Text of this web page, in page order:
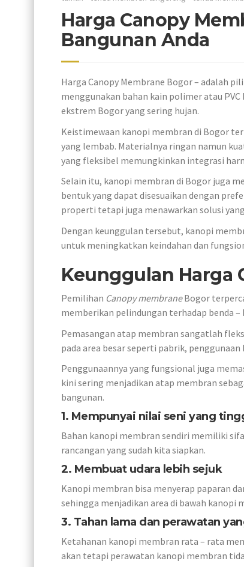
Harga Canopy
Bangunan Anda
Harga Canopy Membrane Bogor – adalah
menggunakan bahan kain polimer atau
ekstrem Bogor yang sering hujan.
Keistimewaan kanopi membran di Bogor
yang lembab. Materialnya ringan namun
yang fleksibel memungkinkan integrasi
Selain itu, kanopi membran di Bogor juga
bentuk yang dapat disesuaikan dengan
properti tetapi juga menawarkan solusi
Dengan keunggulan tersebut, kanopi
untuk meningkatkan keindahan dan
Keunggulan Harga
Pemilihan Canopy membraneBogor
memberikan pelindungan terhadap benda
Pemasangan atap membran sangatlah
pada area besar seperti pabrik,
Penggunaannya yang fungsional juga
kini sering menjadikan atap membran
bangunan.
1. Mempunyai nilai seni yang
Bahan kanopi membran sendiri memiliki
rancangan yang sudah kita siapkan.
2. Membuat udara lebih sejuk
Kanopi membran bisa menyerap paparan
sehingga menjadikan area di bawah kanopi
3. Tahan lama dan perawatan
Ketahanan kanopi membran rata – rata
akan tetapi perawatan kanopi membran